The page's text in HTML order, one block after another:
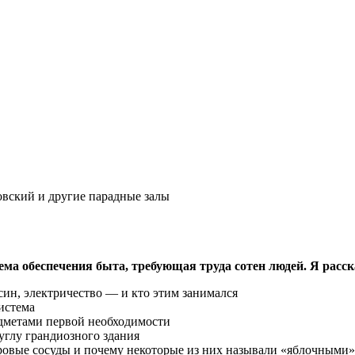
и другие парадные залы
обеспечения быта, требующая труда сотен людей. Я
электричество — и кто этим занимался
первой необходимости
грандиозного здания
сосуды и почему некоторые из них называли «яблочными»